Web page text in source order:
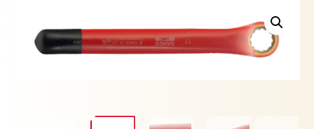
1000VLT